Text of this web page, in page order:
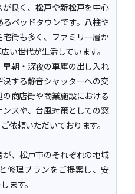
が良く、松戸や新松戸を中心
ベッドタウンです。 八柱や
街も多く、ファミリー層か
い世代が生活しています。
朝・深夜の車庫の出し入れ
する静音シャッターへの交
商店街や商業施設における
スや、台風対策としての窓
依頼いただいております。
、松戸市のそれぞれの地域
修理プランをご提案し、安
ます。